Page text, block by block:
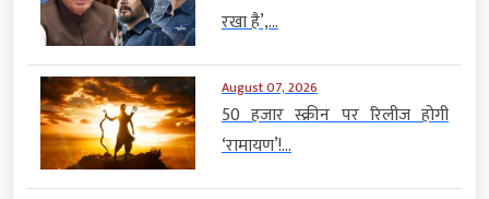
रखा है’,...
August 07, 2026
50 हजार स्क्रीन पर रिलीज होगी
‘रामायण’!...